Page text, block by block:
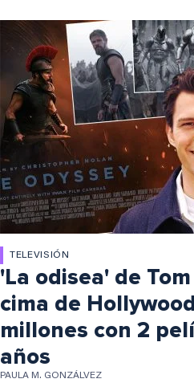
TELEVISIÓN
'La odisea' de
cima de
millones con 2
años
PAULA M. GONZÁLVEZ